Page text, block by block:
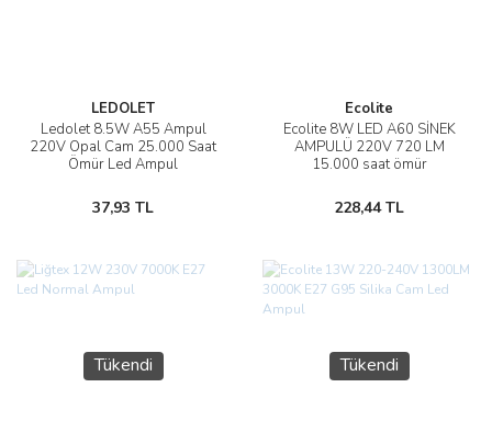
LEDOLET
Ledolet 8.5W A55 Ampul
220V Opal Cam 25.000 Saat
Ömür Led Ampul
37,93 TL
Ecolite
Ecolite 8W LED A60 SİNEK
AMPULÜ 220V 720 LM
15.000 saat ömür
228,44 TL
Tükendi Tükendi